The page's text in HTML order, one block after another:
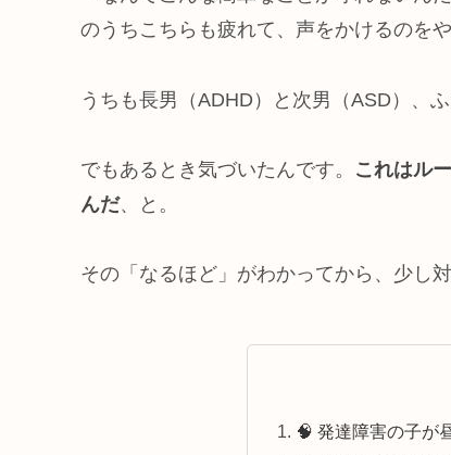
のうちこちらも疲れて、声をかけるのをや
うちも長男（ADHD）と次男（ASD）、
でもあるとき気づいたんです。 これはル
んだ、と。
その「なるほど」がわかってから、少し
🧠 発達障害の子が